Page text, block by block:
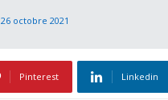
26 octobre 2021
Pinterest Linkedin